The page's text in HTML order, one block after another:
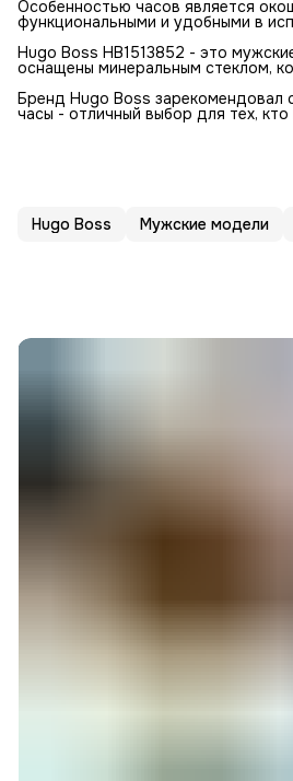
Особенностью часов является
функциональными и удобными в
Hugo Boss HB1513852 - это
оснащены минеральным стеклом,
Бренд Hugo Boss зарекомендовал
часы - отличный выбор для тех,
Hugo Boss Мужские модели